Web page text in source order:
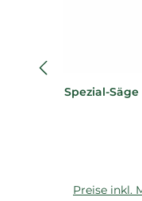
Spezial-
Preise inkl.